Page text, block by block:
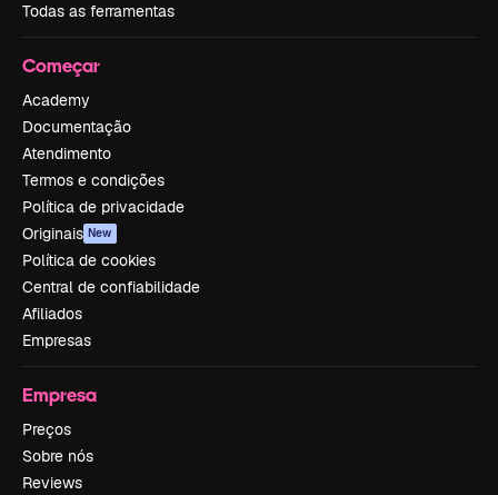
Todas as ferramentas
Começar
Academy
Documentação
Atendimento
Termos e condições
Política de privacidade
Originais New
Política de cookies
Central de confiabilidade
Afiliados
Empresas
Empresa
Preços
Sobre nós
Reviews